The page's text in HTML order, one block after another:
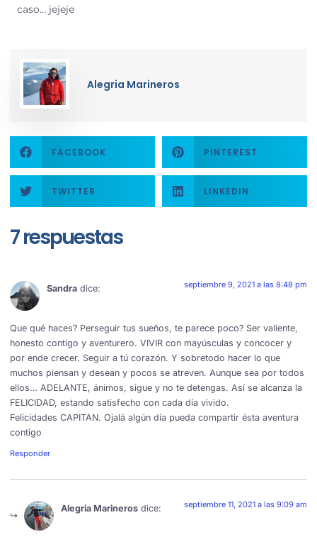
caso… jejeje
Alegria Marineros
FACEBOOK PINTEREST
TWITTER LINKEDIN
7 respuestas
Sandra dice: septiembre 9, 2021 a las 8:48 pm
Que qué haces? Perseguir tus sueños, te parece poco? Ser valiente,
honesto contigo y aventurero. VIVIR con mayúsculas y concocer y
por ende crecer. Seguir a tú corazón. Y sobretodo hacer lo que
muchos piensan y desean y pocos se atreven. Aunque sea por todos
ellos… ADELANTE, ánimos, sigue y no te detengas. Así se alcanza la
FELICIDAD, estando satisfecho con cada día vivido.
Felicidades CAPITAN. Ojalá algún día pueda compartir ésta aventura
contigo
Responder
Alegria Marineros dice: septiembre 11, 2021 a las 9:09 am